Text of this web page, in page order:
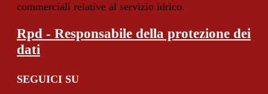
commerciali relative al servizio idrico.
Rpd - Responsabile della protezione dei
dati
SEGUICI SU